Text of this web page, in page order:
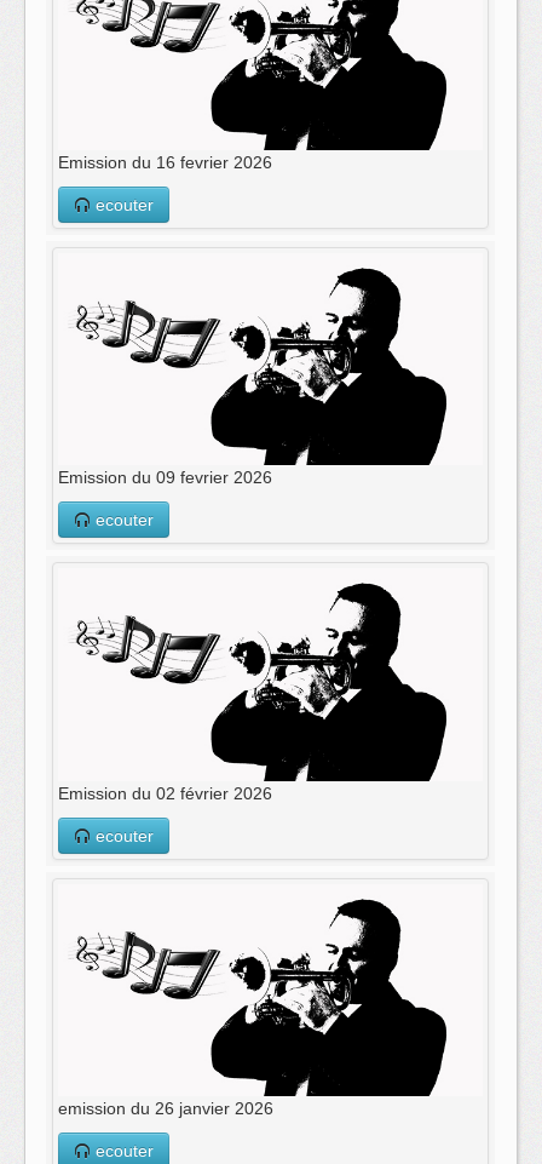
Emission du 16 fevrier 2026
ecouter
Emission du 09 fevrier 2026
ecouter
Emission du 02 février 2026
ecouter
emission du 26 janvier 2026
ecouter